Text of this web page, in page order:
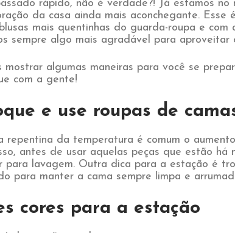
rápido, não é verdade?! Já estamos
da casa ainda mais aconchegante. Esse
mais quentinhas do guarda-roupa e com
sempre algo mais agradável para aproveitar
mostrar algumas maneiras para você se
com a gente!
e use roupas de
repentina da temperatura é comum o
antes de usar aquelas peças que estão há
para lavagem. Outra dica para a estação é
para manter a cama sempre
cores para a estação